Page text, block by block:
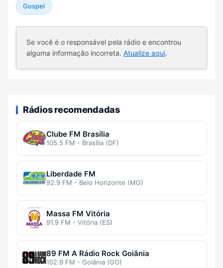
Gospel
Se você é o responsável pela rádio e encontrou
alguma informação incorreta. Atualize aqui.
Rádios recomendadas
Clube FM Brasília
105.5 FM - Brasília (DF)
Liberdade FM
92.9 FM - Belo Horizonte (MG)
Massa FM Vitória
91.9 FM - Vitória (ES)
89 FM A Rádio Rock Goiânia
102.9 FM - Goiânia (GO)